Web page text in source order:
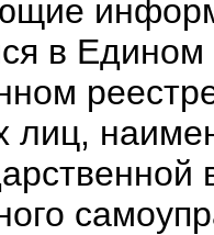
в Едином
лиц,